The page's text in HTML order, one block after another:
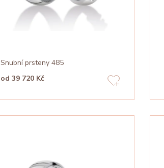
Snubní prsteny 485
od 39 720 Kč